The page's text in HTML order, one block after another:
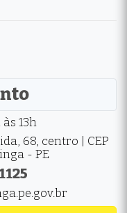
13h
68, centro | CEP
- PE